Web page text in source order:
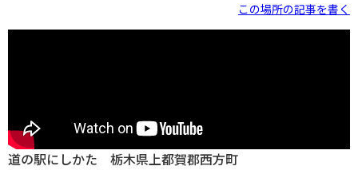
この場所の記事を書く
道の駅にしかた 栃木県上都賀郡西方町